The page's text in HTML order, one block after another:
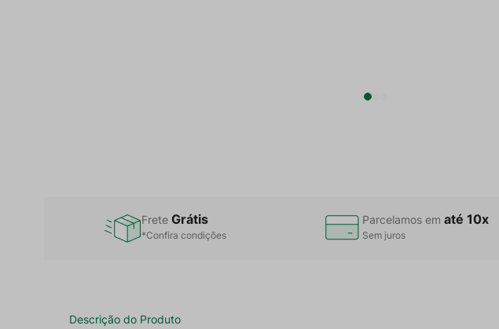
Frete Grátis
*Confira condições
Parcelamos ematé 10x
Sem juros
Descrição do Produto